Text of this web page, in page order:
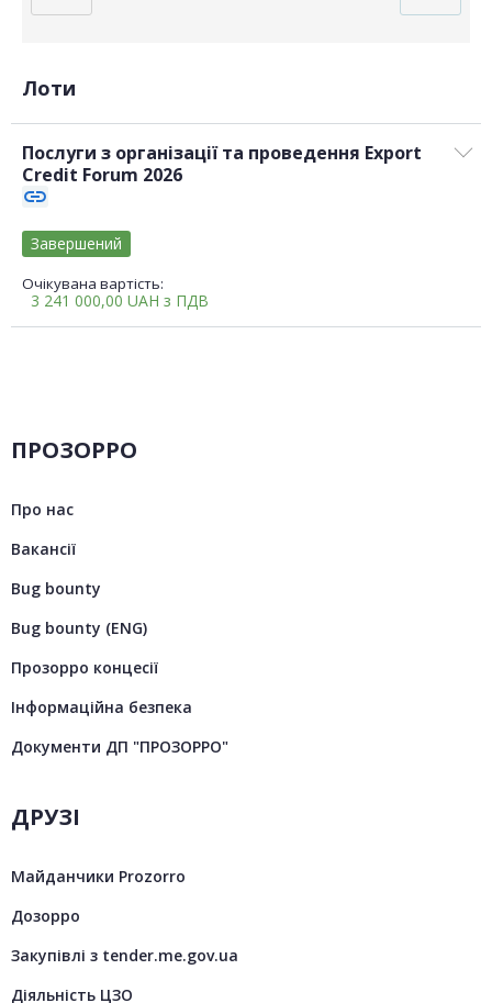
Лоти
Послуги з організації та проведення Export
Credit Forum 2026
link
Очікувана вартість:
3 241 000,00 UAH з ПДВ
Завершений
ПРОЗОРРО
Про нас
Вакансії
Bug bounty
Bug bounty (ENG)
Прозорро концесії
Інформаційна безпека
Документи ДП "ПРОЗОРРО"
ДРУЗІ
Майданчики Prozorro
Дозорро
Закупівлі з tender.me.gov.ua
Діяльність ЦЗО